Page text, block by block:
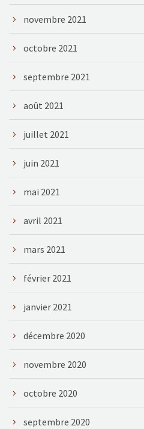
novembre 2021
octobre 2021
septembre 2021
août 2021
juillet 2021
juin 2021
mai 2021
avril 2021
mars 2021
février 2021
janvier 2021
décembre 2020
novembre 2020
octobre 2020
septembre 2020